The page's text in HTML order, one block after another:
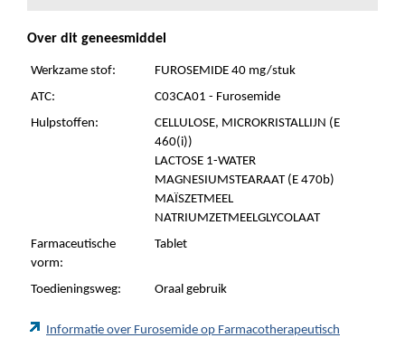
Over dit geneesmiddel
Werkzame stof:
FUROSEMIDE 40 mg/stuk
ATC:
C03CA01 - Furosemide
Hulpstoffen:
CELLULOSE, MICROKRISTALLIJN (E
460(i))
LACTOSE 1-WATER
MAGNESIUMSTEARAAT (E 470b)
MAÏSZETMEEL
NATRIUMZETMEELGLYCOLAAT
Farmaceutische
vorm:
Tablet
Toedieningsweg: Oraal gebruik
Informatie over Furosemide op Farmacotherapeutisch